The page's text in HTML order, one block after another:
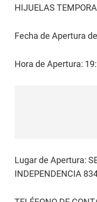
HIJUELAS
Fecha de Apertura
Hora de Apertura:
Lugar de Apertura:
INDEPENDENCIA